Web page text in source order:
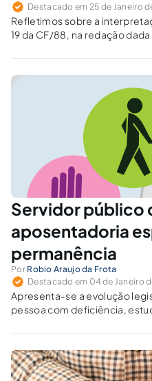
Destacado em 25 de Janeiro
Refletimos sobre a
19 da CF/88, na redação dada
do pagamento de abono de
ante a ausência de norma
Servidor público
aposentadoria
permanência
Por Robio Araujo da Frota
Destacado em 04 de Janeiro
Apresenta-se a evolução
pessoa com deficiência,
com deficiência.